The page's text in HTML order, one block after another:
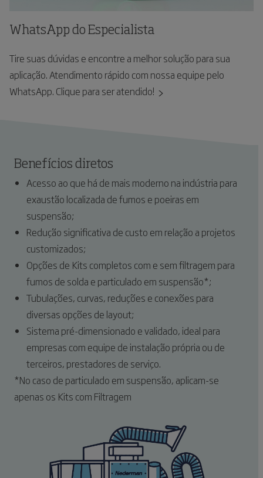
WhatsApp do Especialista
Tire suas dúvidas e encontre a melhor solução para sua
aplicação. Atendimento rápido com nossa equipe pelo
WhatsApp. Clique para ser atendido!
Benefícios diretos
Acesso ao que há de mais moderno na indústria para
exaustão localizada de fumos e poeiras em
suspensão;
Redução significativa de custo em relação a projetos
customizados;
Opções de Kits completos com e sem filtragem para
fumos de solda e particulado em suspensão*;
Tubulações, curvas, reduções e conexões para
diversas opções de layout;
Sistema pré-dimensionado e validado, ideal para
empresas com equipe de instalação própria ou de
terceiros, prestadores de serviço.
*No caso de particulado em suspensão, aplicam-se
apenas os Kits com Filtragem